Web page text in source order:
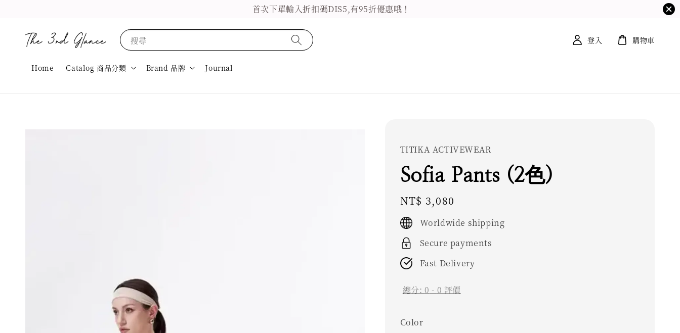
首次下單輸入折扣碼DIS5,有95折優惠哦！
搜尋
Home Catalog 商品分類 Brand 品牌 Journal
登入 購物車
TITIKA ACTIVEWEAR
Sofia Pants (2色)
Regular
price
NT$ 3,080
Worldwide shipping
Secure payments
Fast Delivery
總分:0 - 0 評價
Color